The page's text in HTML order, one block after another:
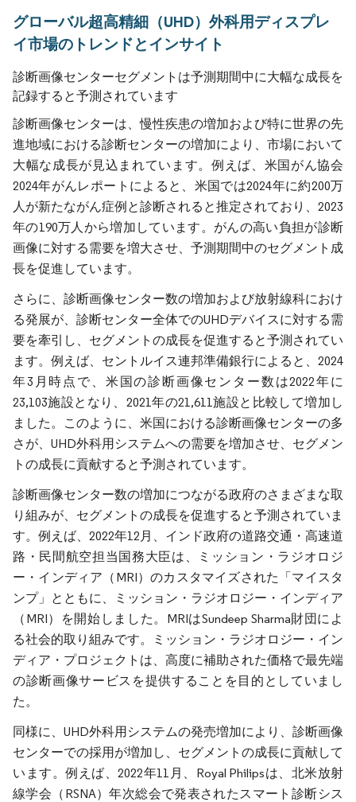
グローバル超高精細（UHD）外科用ディスプレ
イ市場のトレンドとインサイト
診断画像センターセグメントは予測期間中に大幅な成長を
記録すると予測されています
診断画像センターは、慢性疾患の増加および特に世界の先
進地域における診断センターの増加により、市場において
大幅な成長が見込まれています。例えば、米国がん協会
2024年がんレポートによると、米国では2024年に約200万
人が新たながん症例と診断されると推定されており、2023
年の190万人から増加しています。がんの高い負担が診断
画像に対する需要を増大させ、予測期間中のセグメント成
長を促進しています。
さらに、診断画像センター数の増加および放射線科におけ
る発展が、診断センター全体でのUHDデバイスに対する需
要を牽引し、セグメントの成長を促進すると予測されてい
ます。例えば、セントルイス連邦準備銀行によると、2024
年3月時点で、米国の診断画像センター数は2022年に
23,103施設となり、2021年の21,611施設と比較して増加し
ました。このように、米国における診断画像センターの多
さが、UHD外科用システムへの需要を増加させ、セグメン
トの成長に貢献すると予測されています。
診断画像センター数の増加につながる政府のさまざまな取
り組みが、セグメントの成長を促進すると予測されていま
す。例えば、2022年12月、インド政府の道路交通・高速道
路・民間航空担当国務大臣は、ミッション・ラジオロジ
ー・インディア（MRI）のカスタマイズされた「マイスタ
ンプ」とともに、ミッション・ラジオロジー・インディア
（MRI）を開始しました。MRIはSundeep Sharma財団によ
る社会的取り組みです。ミッション・ラジオロジー・イン
ディア・プロジェクトは、高度に補助された価格で最先端
の診断画像サービスを提供することを目的としていまし
た。
同様に、UHD外科用システムの発売増加により、診断画像
センターでの採用が増加し、セグメントの成長に貢献して
います。例えば、2022年11月、Royal Philipsは、北米放射
線学会（RSNA）年次総会で発表されたスマート診断シス